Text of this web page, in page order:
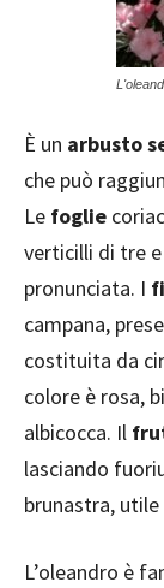
È un arbusto
che può
Le foglie
verticilli di tre
pronunciata. I
campana,
costituita da
colore è rosa,
albicocca. Il
lasciando
brunastra,
L’oleandro è